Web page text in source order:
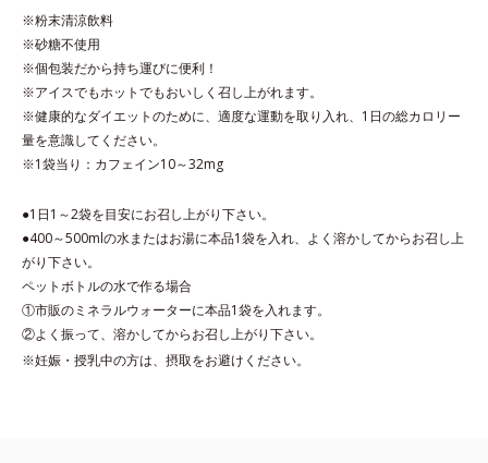
※粉末清涼飲料
※砂糖不使用
※個包装だから持ち運びに便利！
※アイスでもホットでもおいしく召し上がれます。
※健康的なダイエットのために、適度な運動を取り入れ、1日の総カロリー
量を意識してください。
※1袋当り：カフェイン10～32mg
●1日1～2袋を目安にお召し上がり下さい。
●400～500mlの水またはお湯に本品1袋を入れ、よく溶かしてからお召し上
がり下さい。
ペットボトルの水で作る場合
①市販のミネラルウォーターに本品1袋を入れます。
②よく振って、溶かしてからお召し上がり下さい。
※妊娠・授乳中の方は、摂取をお避けください。